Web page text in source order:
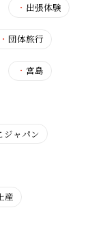
・ 出張体験
・ 団体旅行
・ 宮島
ャパン
産